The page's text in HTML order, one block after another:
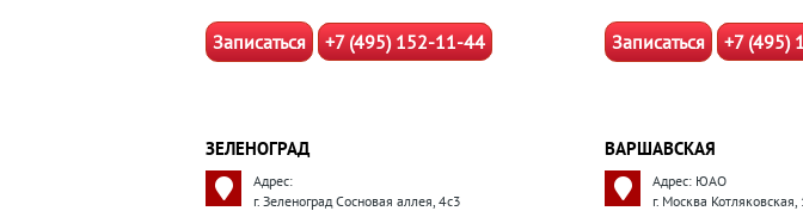
Записаться +7 (495) 152-11-44 Записаться +7 (495)
ЗЕЛЕНОГРАД
Адрес:
г. Зеленоград Сосновая аллея, 4с3
ВАРШАВСКАЯ
Адрес: ЮАО
г. Москва Котляковская,